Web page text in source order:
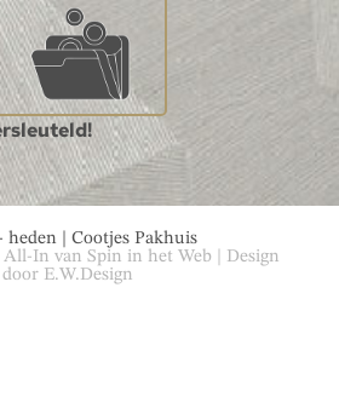
heden | Cootjes Pakhuis
All-In van Spin in het Web | Design
door E.W.Design